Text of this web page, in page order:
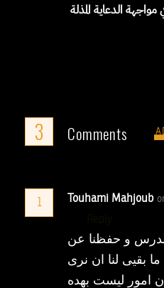
مواجهة الدعاية المذلة
3 Comments
1 Touhami Mahjoub
و حفظنا عن
بقيى لنا ان نرى
امور ليست بهده